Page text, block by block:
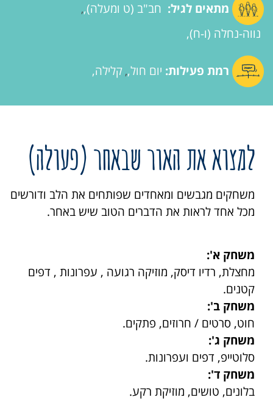
מתאים לגיל: חב"ב (ט ומעלה) ,
נווה-נחלה (ו-ח)
רמת פעילות: יום חול , קלילה
למצוא את האור שבאחר (פעולה)
משחקים מגבשים ומאחדים שפותחים את הלב ודורשים
מכל אחד לראות את הדברים הטוב שיש באחר.
משחק א':
מחצלת, רדיו דיסק, מוזיקה רגועה , עפרונות , דפים
קטנים.
משחק ב':
חוט, סרטים / חרוזים, פתקים.
משחק ג':
סלוטייפ, דפים ועפרונות.
משחק ד':
בלונים, טושים, מוזיקת רקע.